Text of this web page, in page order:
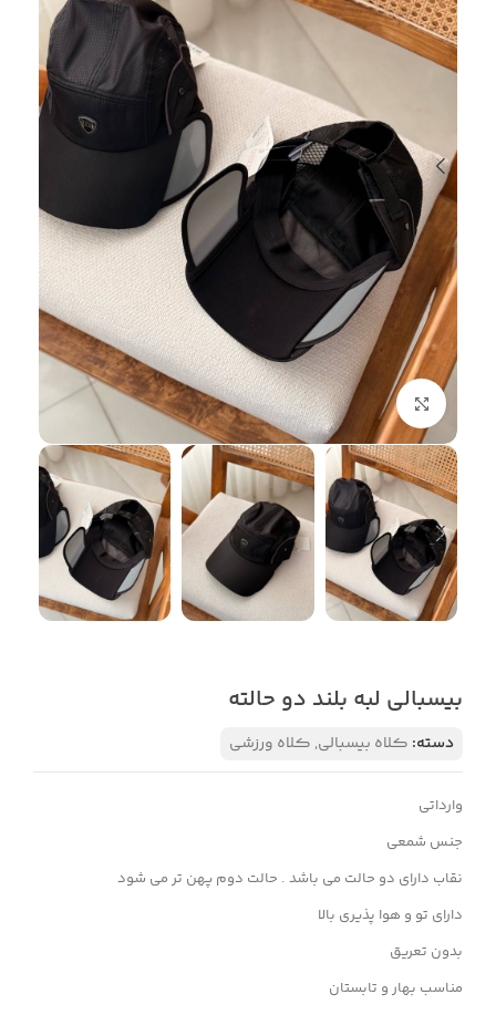
بزرگنمایی تصویر
بیسبالی لبه بلند دو حالته
دسته: کلاه بیسبالی, کلاه ورزشی
وارداتی
جنس شمعی
نقاب دارای دو حالت می باشد . حالت دوم پهن تر می شود
دارای تو و هوا پذیری بالا
بدون تعریق
مناسب بهار و تابستان